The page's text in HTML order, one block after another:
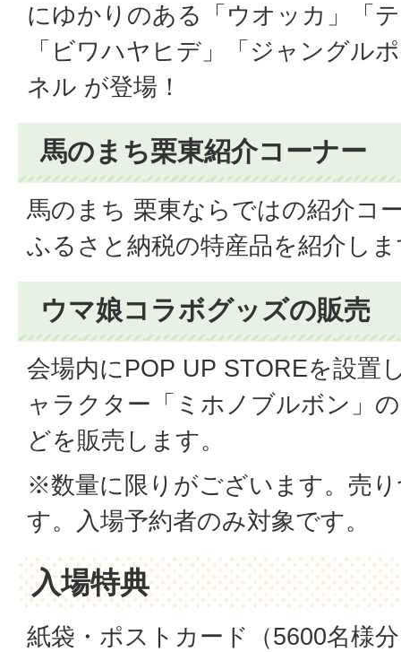
にゆかりのある「ウオッカ」「
「ビワハヤヒデ」「ジャングル
ネル が登場！
馬のまち栗東紹介コーナー
馬のまち 栗東ならではの紹介コ
ふるさと納税の特産品を紹介し
ウマ娘コラボグッズの販売
会場内にPOP UP STOREを設置
ャラクター「ミホノブルボン」
どを販売します。
※数量に限りがございます。売
す。入場予約者のみ対象です。
入場特典
紙袋・ポストカード（5600名様